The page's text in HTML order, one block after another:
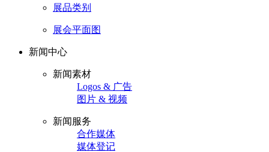
展品类别
展会平面图
新闻中心
新闻素材
Logos & 广告
图片 & 视频
新闻服务
合作媒体
媒体登记